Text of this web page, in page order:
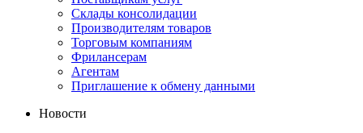
Склады консолидации
Производителям товаров
Торговым компаниям
Фрилансерам
Агентам
Приглашение к обмену данными
Новости